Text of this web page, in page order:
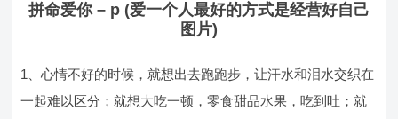
拼命爱你 – p (爱一个人最好的方式是经营好自己
图片)
1、心情不好的时候，就想出去跑跑步，让汗水和泪水交织在
一起难以区分；就想大吃一顿，零食甜品水果，吃到吐；就